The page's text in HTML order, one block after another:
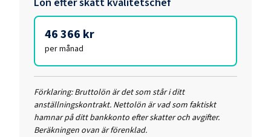
46 366 kr
per månad
Förklaring: Bruttolön är det som står i ditt
anställningskontrakt. Nettolön är vad som faktiskt
hamnar på ditt bankkonto efter skatter och avgifter.
Beräkningen ovan är förenklad.